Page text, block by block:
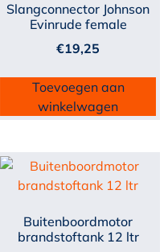
Slangconnector Johnson
Evinrude female
€19,25
Toevoegen aan
winkelwagen
Buitenboordmotor
brandstoftank 12 ltr